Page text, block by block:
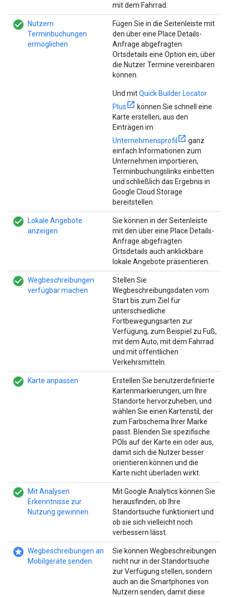
mit dem Fahrrad.
check_circle_filled
Nutzern
Terminbuchungen
ermöglichen
Fügen Sie in die Seitenleiste mit
den über eine Place Details-
Anfrage abgefragten
Ortsdetails eine Option ein, über
die Nutzer Termine vereinbaren
können.
Und mitQuick Builder Locator
Plus
können Sie schnell eine
Karte erstellen, aus den
Einträgen im
Unternehmensprofil
ganz
einfach Informationen zum
Unternehmen importieren,
Terminbuchungslinks einbetten
und schließlich das Ergebnis in
Google Cloud Storage
bereitstellen.
check_circle_filled
Lokale Angebote
anzeigen
Sie können in der Seitenleiste
mit den über eine Place Details-
Anfrage abgefragten
Ortsdetails auch anklickbare
lokale Angebote präsentieren.
check_circle_filled
Wegbeschreibungen
verfügbar machen
Stellen Sie
Wegbeschreibungsdaten vom
Start bis zum Ziel für
unterschiedliche
Fortbewegungsarten zur
Verfügung, zum Beispiel zu Fuß,
mit dem Auto, mit dem Fahrrad
und mit öffentlichen
Verkehrsmitteln.
check_circle_filled
Karte anpassen
Erstellen Sie benutzerdefinierte
Kartenmarkierungen, um Ihre
Standorte hervorzuheben, und
wählen Sie einen Kartenstil, der
zum Farbschema Ihrer Marke
passt. Blenden Sie spezifische
POIs auf der Karte ein oder aus,
damit sich die Nutzer besser
orientieren können und die
Karte nicht überladen wirkt.
check_circle_filled
Mit Analysen
Erkenntnisse zur
Nutzung gewinnen
Mit Google Analytics können Sie
herausfinden, ob Ihre
Standortsuche funktioniert und
ob sie sich vielleicht noch
verbessern lässt.
stars Wegbeschreibungen an
Mobilgeräte senden
Sie können Wegbeschreibungen
nicht nur in der Standortsuche
zur Verfügung stellen, sondern
auch an die Smartphones von
Nutzern senden, damit diese